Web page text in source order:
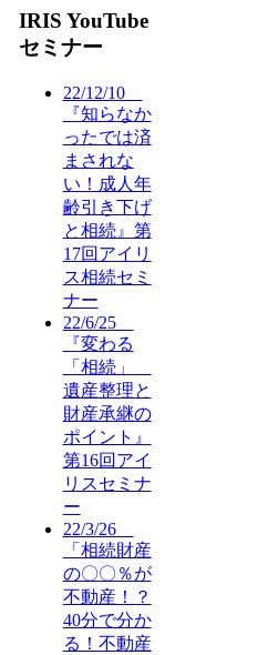
IRIS YouTube
セミナー
22/12/10
『知らなか
ったでは済
まされな
い！成人年
齢引き下げ
と相続』第
17回アイリ
ス相続セミ
ナー
22/6/25
『変わる
「相続」
遺産整理と
財産承継の
ポイント』
第16回アイ
リスセミナ
ー
22/3/26
「相続財産
の〇〇％が
不動産！？
40分で分か
る！不動産